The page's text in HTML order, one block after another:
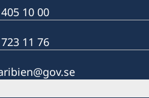
10 00
11 76